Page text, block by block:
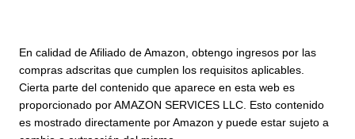
En calidad de Afiliado de Amazon, obtengo ingresos por las
compras adscritas que cumplen los requisitos aplicables.
Cierta parte del contenido que aparece en esta web es
proporcionado por AMAZON SERVICES LLC. Esto contenido
es mostrado directamente por Amazon y puede estar sujeto a